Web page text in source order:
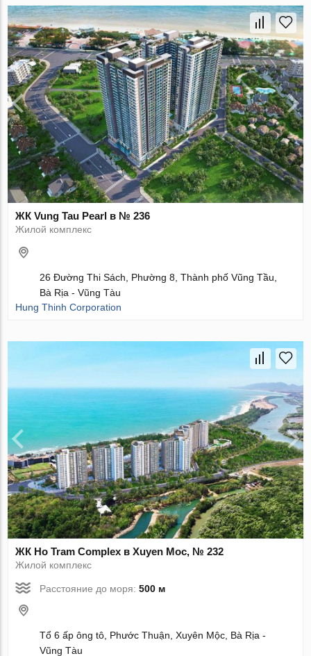
ЖК Vung Tau Pearl в № 236
Жилой комплекс
26 Đường Thi Sách, Phường 8, Thành phố Vũng Tầu,
Bà Rịa - Vũng Tàu
Hung Thinh Corporation
ЖК Ho Tram Complex в Xuyen Moc, № 232
Жилой комплекс
Расстояние до моря:500 м
Tổ 6 ấp ông tô, Phước Thuận, Xuyên Mộc, Bà Rịa -
Vũng Tàu